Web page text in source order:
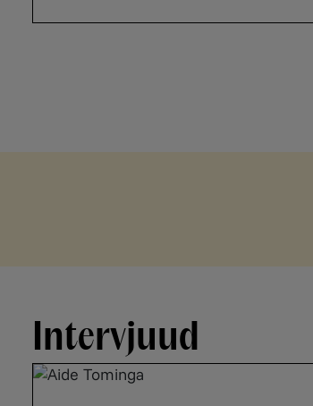
Intervjuud